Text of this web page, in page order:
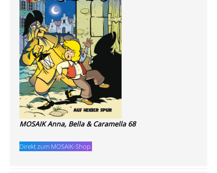
MOSAIK Anna, Bella & Caramella 68
Direkt zum MOSAIK-Shop.